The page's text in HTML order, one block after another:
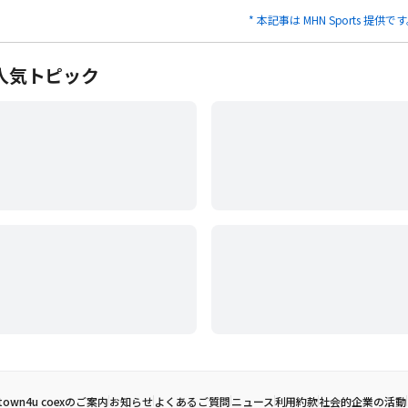
* 本記事は MHN Sports 提供で
気トピック
coexのご案内お知らせよくあるご質問ニュース利用約款社会的企業の活動